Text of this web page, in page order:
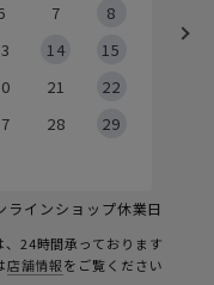
7
8
14
15
21
22
28
29
ラインショップ休業日
24時間承っております
店舗情報をご覧ください